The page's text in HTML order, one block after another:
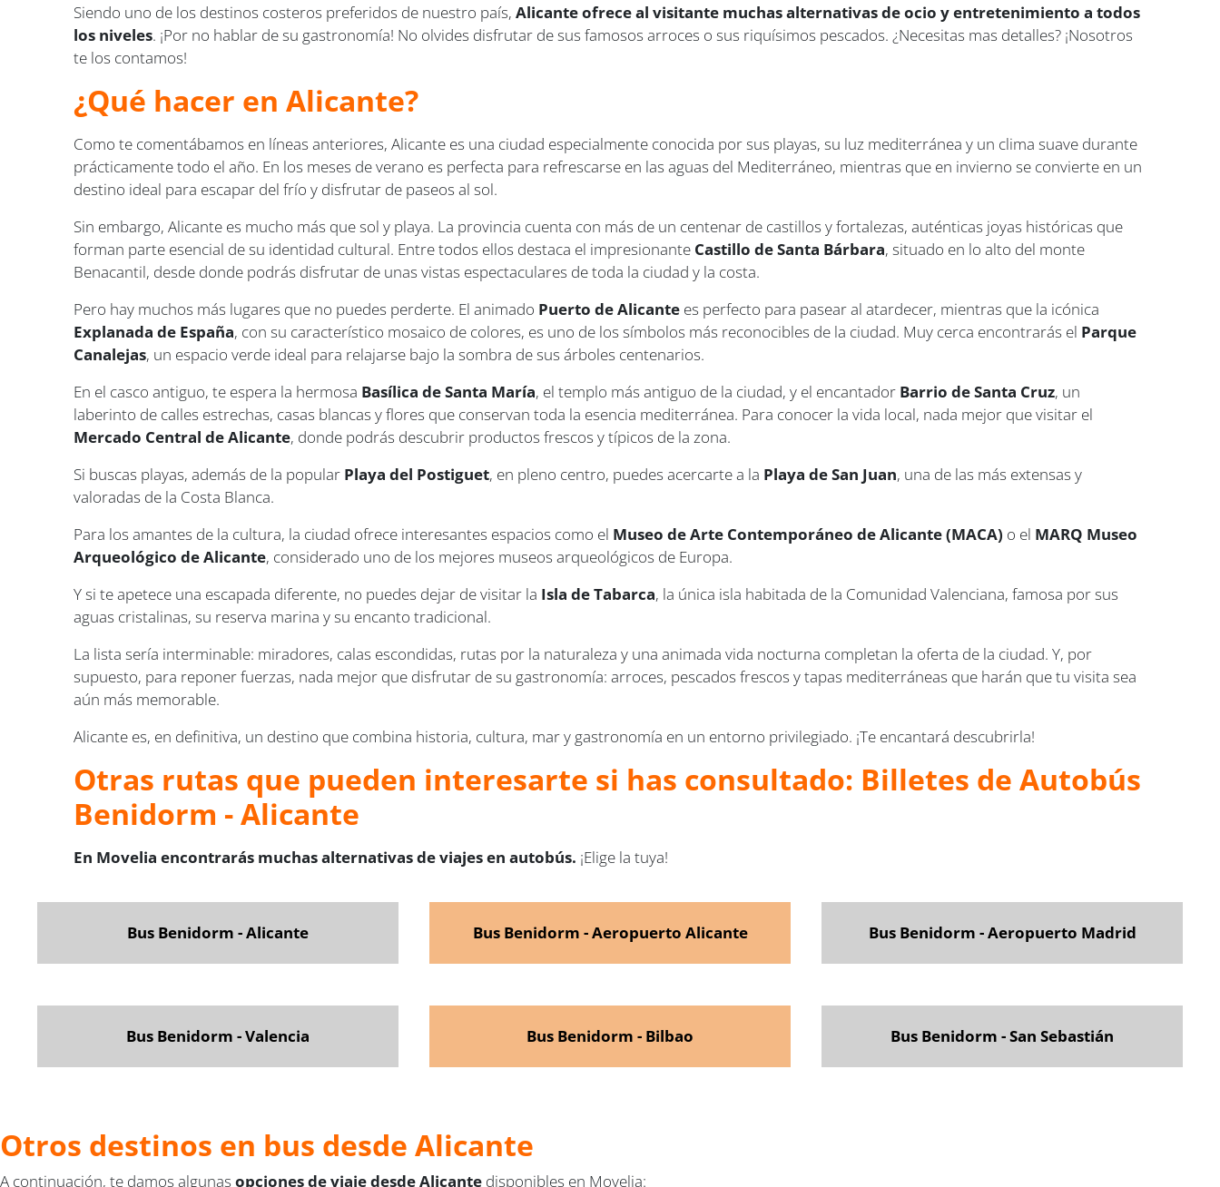
Siendo uno de los destinos costeros preferidos de nuestro país,Alicante ofrece al visitante muchas alternativas de ocio y entretenimiento a todos
los niveles. ¡Por no hablar de su gastronomía! No olvides disfrutar de sus famosos arroces o sus riquísimos pescados. ¿Necesitas mas detalles? ¡Nosotros
te los contamos!
¿Qué hacer en Alicante?
Como te comentábamos en líneas anteriores, Alicante es una ciudad especialmente conocida por sus playas, su luz mediterránea y un clima suave durante
prácticamente todo el año. En los meses de verano es perfecta para refrescarse en las aguas del Mediterráneo, mientras que en invierno se convierte en un
destino ideal para escapar del frío y disfrutar de paseos al sol.
Sin embargo, Alicante es mucho más que sol y playa. La provincia cuenta con más de un centenar de castillos y fortalezas, auténticas joyas históricas que
forman parte esencial de su identidad cultural. Entre todos ellos destaca el impresionante Castillo de Santa Bárbara, situado en lo alto del monte
Benacantil, desde donde podrás disfrutar de unas vistas espectaculares de toda la ciudad y la costa.
Pero hay muchos más lugares que no puedes perderte. El animado Puerto de Alicante es perfecto para pasear al atardecer, mientras que la icónica
Explanada de España, con su característico mosaico de colores, es uno de los símbolos más reconocibles de la ciudad. Muy cerca encontrarás el Parque
Canalejas, un espacio verde ideal para relajarse bajo la sombra de sus árboles centenarios.
En el casco antiguo, te espera la hermosa Basílica de Santa María, el templo más antiguo de la ciudad, y el encantador Barrio de Santa Cruz, un
laberinto de calles estrechas, casas blancas y flores que conservan toda la esencia mediterránea. Para conocer la vida local, nada mejor que visitar el
Mercado Central de Alicante, donde podrás descubrir productos frescos y típicos de la zona.
Si buscas playas, además de la popular Playa del Postiguet, en pleno centro, puedes acercarte a la Playa de San Juan, una de las más extensas y
valoradas de la Costa Blanca.
Para los amantes de la cultura, la ciudad ofrece interesantes espacios como el Museo de Arte Contemporáneo de Alicante (MACA) o el MARQ Museo
Arqueológico de Alicante, considerado uno de los mejores museos arqueológicos de Europa.
Y si te apetece una escapada diferente, no puedes dejar de visitar la Isla de Tabarca, la única isla habitada de la Comunidad Valenciana, famosa por sus
aguas cristalinas, su reserva marina y su encanto tradicional.
La lista sería interminable: miradores, calas escondidas, rutas por la naturaleza y una animada vida nocturna completan la oferta de la ciudad. Y, por
supuesto, para reponer fuerzas, nada mejor que disfrutar de su gastronomía: arroces, pescados frescos y tapas mediterráneas que harán que tu visita sea
aún más memorable.
Alicante es, en definitiva, un destino que combina historia, cultura, mar y gastronomía en un entorno privilegiado. ¡Te encantará descubrirla!
Otras rutas que pueden interesarte si has consultado: Billetes de Autobús
Benidorm - Alicante
En Movelia encontrarás muchas alternativas de viajes en autobús. ¡Elige la tuya!
Bus Benidorm - Alicante Bus Benidorm - Aeropuerto Alicante Bus Benidorm - Aeropuerto Madrid
Bus Benidorm - Valencia Bus Benidorm - Bilbao Bus Benidorm - San Sebastián
Otros destinos en bus desde Alicante
A continuación, te damos algunas opciones de viaje desde Alicante disponibles en Movelia: